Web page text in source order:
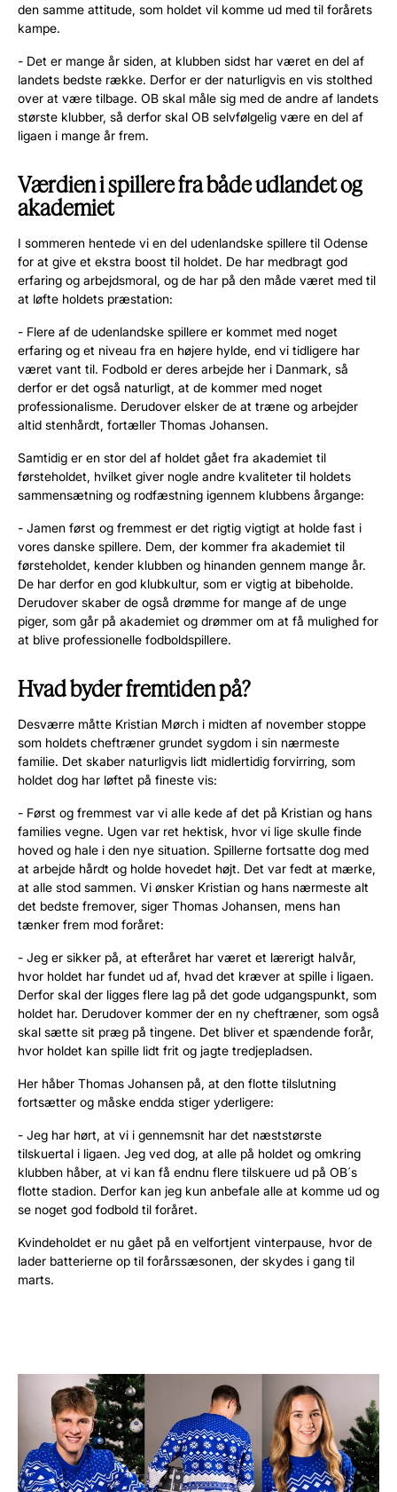
den samme attitude, som holdet vil komme ud med til forårets
kampe.
- Det er mange år siden, at klubben sidst har været en del af
landets bedste række. Derfor er der naturligvis en vis stolthed
over at være tilbage. OB skal måle sig med de andre af landets
største klubber, så derfor skal OB selvfølgelig være en del af
ligaen i mange år frem.
Værdien i spillere fra både udlandet og
akademiet
I sommeren hentede vi en del udenlandske spillere til Odense
for at give et ekstra boost til holdet. De har medbragt god
erfaring og arbejdsmoral, og de har på den måde været med til
at løfte holdets præstation:
- Flere af de udenlandske spillere er kommet med noget
erfaring og et niveau fra en højere hylde, end vi tidligere har
været vant til. Fodbold er deres arbejde her i Danmark, så
derfor er det også naturligt, at de kommer med noget
professionalisme. Derudover elsker de at træne og arbejder
altid stenhårdt, fortæller Thomas Johansen.
Samtidig er en stor del af holdet gået fra akademiet til
førsteholdet, hvilket giver nogle andre kvaliteter til holdets
sammensætning og rodfæstning igennem klubbens årgange:
- Jamen først og fremmest er det rigtig vigtigt at holde fast i
vores danske spillere. Dem, der kommer fra akademiet til
førsteholdet, kender klubben og hinanden gennem mange år.
De har derfor en god klubkultur, som er vigtig at bibeholde.
Derudover skaber de også drømme for mange af de unge
piger, som går på akademiet og drømmer om at få mulighed for
at blive professionelle fodboldspillere.
Hvad byder fremtiden på?
Desværre måtte Kristian Mørch i midten af november stoppe
som holdets cheftræner grundet sygdom i sin nærmeste
familie. Det skaber naturligvis lidt midlertidig forvirring, som
holdet dog har løftet på fineste vis:
- Først og fremmest var vi alle kede af det på Kristian og hans
families vegne. Ugen var ret hektisk, hvor vi lige skulle finde
hoved og hale i den nye situation. Spillerne fortsatte dog med
at arbejde hårdt og holde hovedet højt. Det var fedt at mærke,
at alle stod sammen. Vi ønsker Kristian og hans nærmeste alt
det bedste fremover, siger Thomas Johansen, mens han
tænker frem mod foråret:
- Jeg er sikker på, at efteråret har været et lærerigt halvår,
hvor holdet har fundet ud af, hvad det kræver at spille i ligaen.
Derfor skal der ligges flere lag på det gode udgangspunkt, som
holdet har. Derudover kommer der en ny cheftræner, som også
skal sætte sit præg på tingene. Det bliver et spændende forår,
hvor holdet kan spille lidt frit og jagte tredjepladsen.
Her håber Thomas Johansen på, at den flotte tilslutning
fortsætter og måske endda stiger yderligere:
- Jeg har hørt, at vi i gennemsnit har det næststørste
tilskuertal i ligaen. Jeg ved dog, at alle på holdet og omkring
klubben håber, at vi kan få endnu flere tilskuere ud på OB´s
flotte stadion. Derfor kan jeg kun anbefale alle at komme ud og
se noget god fodbold til foråret.
Kvindeholdet er nu gået på en velfortjent vinterpause, hvor de
lader batterierne op til forårssæsonen, der skydes i gang til
marts.